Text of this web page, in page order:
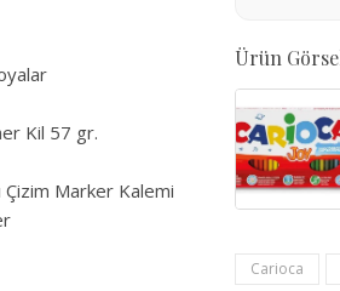
Kil 57 gr.
Marker Kalemi
Ürün
Carioca